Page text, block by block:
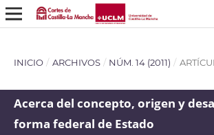
INICIO / ARCHIVOS / NÚM. 14 (2011) /
Acerca del concepto, origen y
forma federal de Estado